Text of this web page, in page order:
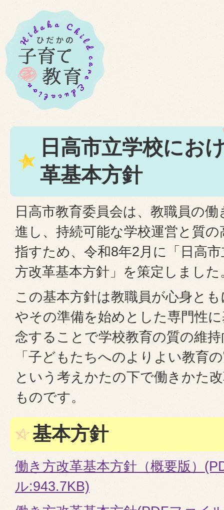
日高市立学校にお
革基本方針
日高市教育委員会は、教職員の
進し、持続可能な学校運営と質
指すため、令和8年2月に「日高
方改革基本方針」を策定しました
この基本方針は教職員が心身と
やその準備を始めとした専門性
念することで学校教育の質の維
「子どもたちへのよりよい教育
という考えかたの下で働きかた
ものです。
基本方針
働き方改革基本方針（概要版）
ル:943.7KB)